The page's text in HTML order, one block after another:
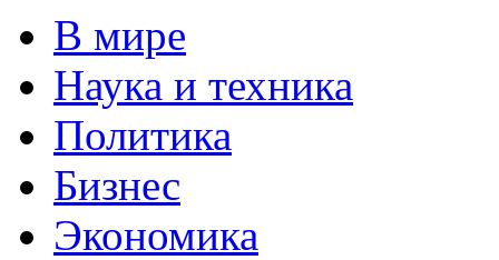
В мире
Наука и техника
Политика
Бизнес
Экономика